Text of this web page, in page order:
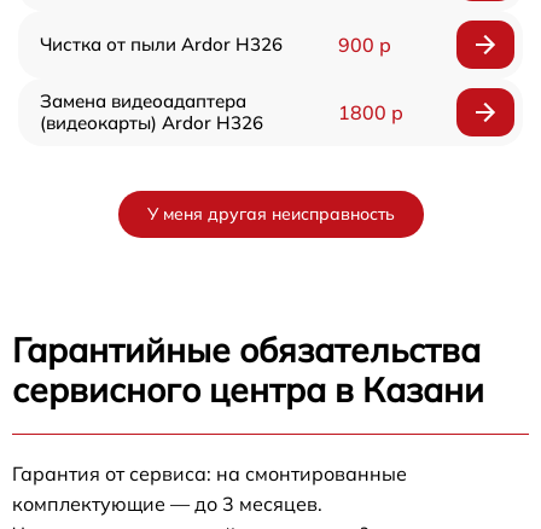
Чистка от пыли Ardor H326 900 р
Замена видеоадаптера
(видеокарты) Ardor H326
1800 р
У меня другая неисправность
Гарантийные обязательства
сервисного центра в Казани
Гарантия от сервиса: на смонтированные
комплектующие — до 3 месяцев.